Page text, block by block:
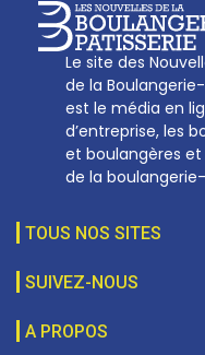
Le site des
de la
est le média en
d’entreprise, les
et boulangères
de la
TOUS NOS SITES
SUIVEZ-NOUS
A PROPOS